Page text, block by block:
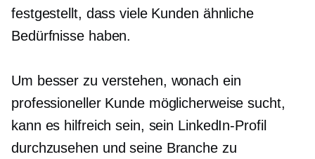
festgestellt, dass viele Kunden ähnliche
Bedürfnisse haben.
Um besser zu verstehen, wonach ein
professioneller Kunde möglicherweise sucht,
kann es hilfreich sein, sein LinkedIn-Profil
durchzusehen und seine Branche zu